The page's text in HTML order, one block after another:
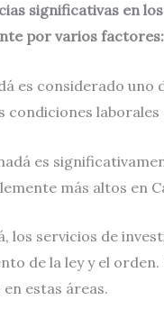
significativas en
por varios factores:
es considerado uno
laborales
es
más altos en
los servicios de
de la ley y el
estas áreas.